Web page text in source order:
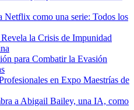
Netflix como una serie: Todos los
la Crisis de Impunidad
para Combatir la Evasión
en Expo Maestrías de
a Abigail Bailey, una IA, como